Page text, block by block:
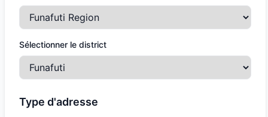
Sélectionner le district
Type d'adresse